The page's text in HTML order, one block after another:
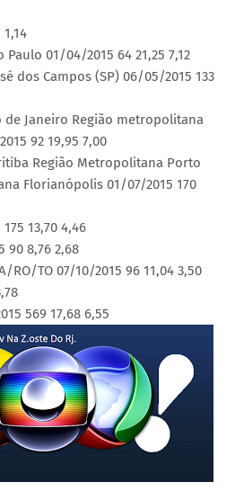
01/04/2015 64 21,25 7,12
dos Campos (SP) 06/05/2015 133
Janeiro Região metropolitana
92 19,95 7,00
Região Metropolitana Porto
Florianópolis 01/07/2015 170
13,70 4,46
90 8,76 2,68
TO 07/10/2015 96 11,04 3,50
569 17,68 6,55